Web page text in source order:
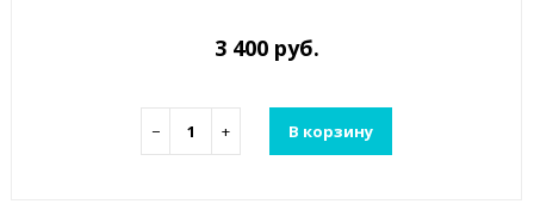
3 400 руб.
− + В корзину